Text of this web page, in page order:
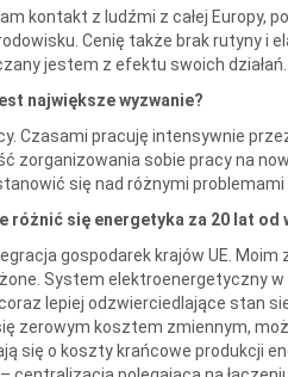
kontakt z ludźmi z całej Europy,
Cenię także brak rutyny i
jestem z efektu swoich działań.
największe wyzwanie?
Czasami pracuję intensywnie
zorganizowania sobie pracy na
się nad różnymi
się energetyka za 20 lat od
gospodarek krajów UE. Moim
System elektroenergetyczny
lepiej odzwierciedlające stan
zerowym kosztem zmiennym,
się o koszty krańcowe produkcji